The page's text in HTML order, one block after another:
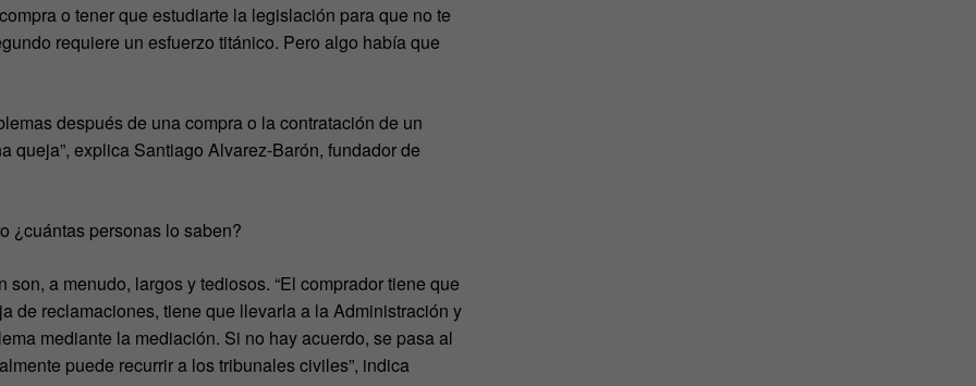
o tener que estudiarte la legislación para que no te
requiere un esfuerzo titánico. Pero algo había que
después de una compra o la contratación de un
queja”, explica Santiago Alvarez-Barón, fundador de
¿cuántas personas lo saben?
a menudo, largos y tediosos. “El comprador tiene que
de reclamaciones, tiene que llevarla a la Administración y
mediante la mediación. Si no hay acuerdo, se pasa al
puede recurrir a los tribunales civiles”, indica